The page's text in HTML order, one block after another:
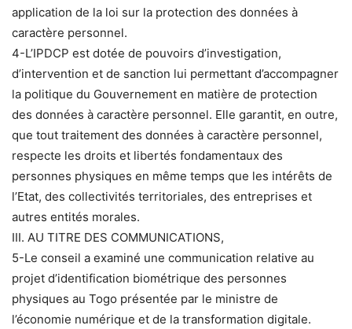
application de la loi sur la protection des données à
caractère personnel.
4-L’IPDCP est dotée de pouvoirs d’investigation,
d’intervention et de sanction lui permettant d’accompagner
la politique du Gouvernement en matière de protection
des données à caractère personnel. Elle garantit, en outre,
que tout traitement des données à caractère personnel,
respecte les droits et libertés fondamentaux des
personnes physiques en même temps que les intérêts de
l’Etat, des collectivités territoriales, des entreprises et
autres entités morales.
III. AU TITRE DES COMMUNICATIONS,
5-Le conseil a examiné une communication relative au
projet d’identification biométrique des personnes
physiques au Togo présentée par le ministre de
l’économie numérique et de la transformation digitale.